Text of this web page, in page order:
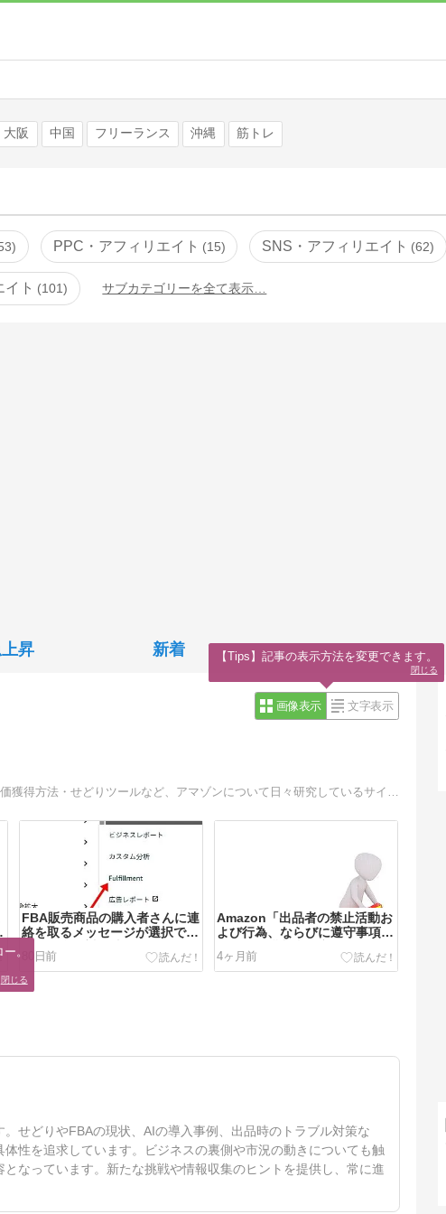
大阪 中国 フリーランス 沖縄 筋トレ
PPC・アフィリエイト 15 SNS・アフィリエイト 62
ト 101 サブカテゴリーを全て表示…
昇 新着
画像表示 文字表示
FBA販売商品の購入者さんに連
絡を取るメッセージが選択でき
80日前
Amazon「出品者の禁止活動お
よび行為、ならびに遵守事項」
ポリシー
4ヶ月前
せどりやFBAの現状、AIの導入事例、出品時のトラブル対策な
性を追求しています。ビジネスの裏側や市況の動きについても触
なっています。新たな挑戦や情報収集のヒントを提供し、常に進
。
閉じる
【Tips】記事の表示方法を変更できます。
閉じる